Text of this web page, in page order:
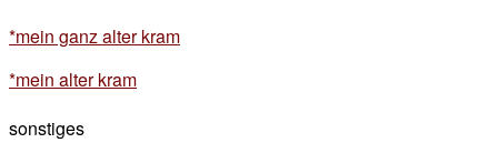
*mein ganz alter kram
*mein alter kram
sonstiges